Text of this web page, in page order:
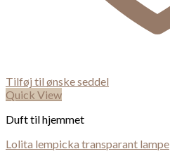
Tilføj til ønske seddel
Quick View
Duft til hjemmet
Lolita lempicka transparant lampe